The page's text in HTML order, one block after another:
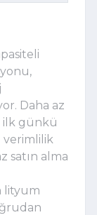
Daha az
ilk günkü
verimlilik
satın alma
lityum